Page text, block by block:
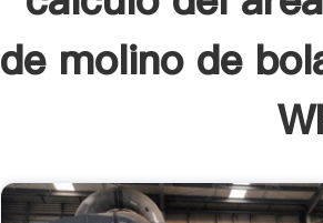
de molino de